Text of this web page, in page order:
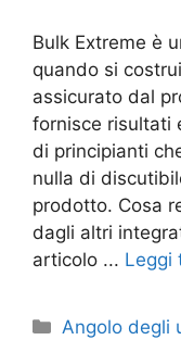
Bulk Extreme è
quando si
assicurato dal
fornisce risultati
di principianti
nulla di
prodotto. Cosa
dagli altri
articolo ... Leggi
Categorie
Angolo degli